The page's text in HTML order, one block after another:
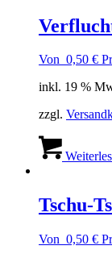
Von 0,50 €
inkl. 19 %
zzgl.
Tschu-
Von 0,50 €